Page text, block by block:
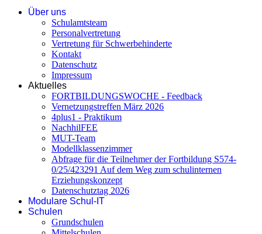
Über uns
Schulamtsteam
Personalvertretung
Vertretung für Schwerbehinderte
Kontakt
Datenschutz
Impressum
Aktuelles
FORTBILDUNGSWOCHE - Feedback
Vernetzungstreffen März 2026
4plus1 - Praktikum
NachhilFEE
MUT-Team
Modellklassenzimmer
Abfrage für die Teilnehmer der Fortbildung S574-
0/25/423291 Auf dem Weg zum schulinternen
Erziehungskonzept
Datenschutztag 2026
Modulare Schul-IT
Schulen
Grundschulen